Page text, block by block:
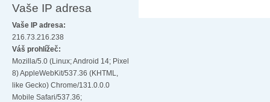
Vaše IP adresa
Vaše IP adresa:
216.73.216.238
Váš prohlížeč:
Mozilla/5.0 (Linux; Android 14; Pixel
8) AppleWebKit/537.36 (KHTML,
like Gecko) Chrome/131.0.0.0
Mobile Safari/537.36;